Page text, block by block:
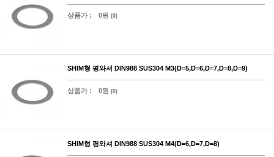
상품가 : 0원 (0)
SHIM형 평와셔 DIN988 SUS304 M3(D=5,D=6,D=7,D=8,D=9)
상품가 : 0원 (0)
SHIM형 평와셔 DIN988 SUS304 M4(D=6,D=7,D=8)